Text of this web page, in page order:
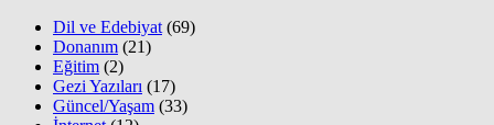
Dil ve Edebiyat (69)
Donanım (21)
Eğitim (2)
Gezi Yazıları (17)
Güncel/Yaşam (33)